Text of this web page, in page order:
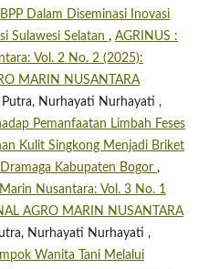
Dalam Diseminasi Inovasi
Sulawesi Selatan , AGRINUS :
Vol. 2 No. 2 (2025):
MARIN NUSANTARA
Putra, Nurhayati Nurhayati ,
Pemanfaatan Limbah Feses
Kulit Singkong Menjadi Briket
Kabupaten Bogor ,
Nusantara: Vol. 3 No. 1
AGRO MARIN NUSANTARA
Nurhayati Nurhayati ,
Wanita Tani Melalui